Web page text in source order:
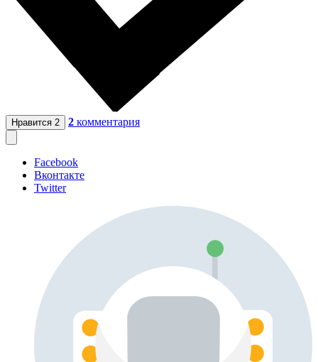
Нравится 2 2 комментария
Facebook
Вконтакте
Twitter